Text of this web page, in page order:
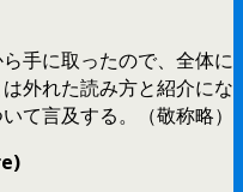
手に取ったので、全体に
外れた読み方と紹介にな
て言及する。（敬称略）